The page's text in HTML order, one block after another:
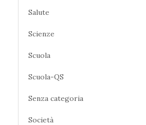
Salute
Scienze
Scuola
Scuola-QS
Senza categoria
Società